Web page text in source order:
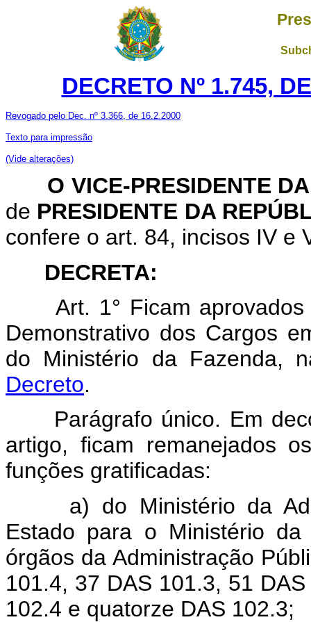
DECRETO Nº 1.745,
Revogado pelo Dec. nº 3.366, de 16.2.2000
Texto para impressão
(Vide alterações)
O VICE-PRESIDENTE
de PRESIDENTE DA
confere o art. 84, incisos IV e
DECRETA:
Art. 1° Ficam
Demonstrativo dos Cargos
do Ministério da Fazenda,
Decreto.
Parágrafo único. Em
artigo, ficam remanejados
funções gratificadas:
a) do Ministério da
Estado para o Ministério
órgãos da Administração
101.4, 37 DAS 101.3, 51
102.4 e quatorze DAS 102.3;